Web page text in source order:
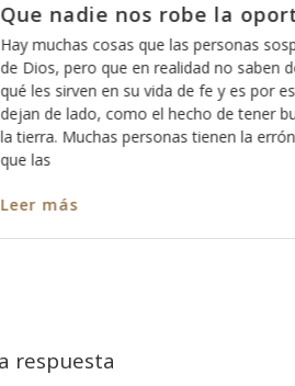
Cómo está eso de que
escucha?
A veces pareciera que Dios está
de que Dios no escucha a los
somos todos pecadores?,
ninguno de nosotros?, ó cómo es
captar su atención y cómo es que
respuesta